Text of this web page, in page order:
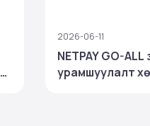
2026-06-11
NETPAY GO-ALL
урамшуулалт